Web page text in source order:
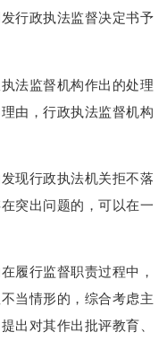
行政执法监督决定书予
法监督机构作出的处理
由，行政执法监督机构
现行政执法机关拒不落
突出问题的，可以在一
履行监督职责过程中，
当情形的，综合考虑主
出对其作出批评教育、